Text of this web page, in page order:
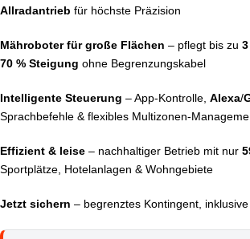
Allradantrieb für höchste Präzision
Mähroboter für große Flächen – pflegt bis zu 3
70 % Steigung ohne Begrenzungskabel
Intelligente Steuerung – App-Kontrolle, Alexa/
Sprachbefehle & flexibles Multizonen-
Effizient & leise – nachhaltiger Betrieb mit nur
Sportplätze, Hotelanlagen & Wohngebiete
Jetzt sichern – begrenztes Kontingent, inklusive